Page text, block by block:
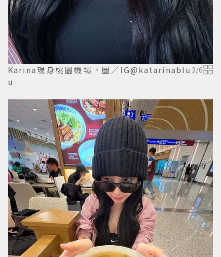
Karina現身桃園機場。圖／IG@katarinablu
u
3/6